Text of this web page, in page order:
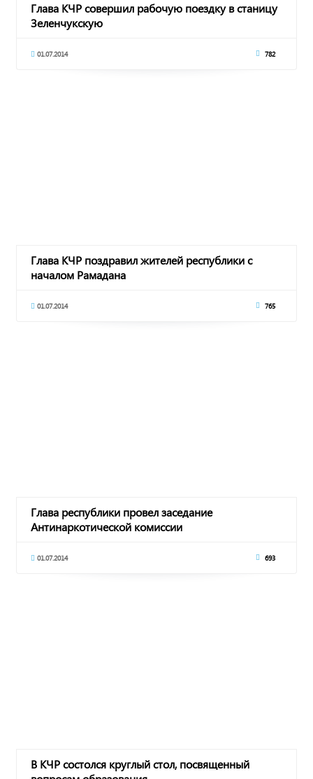
Глава КЧР совершил рабочую поездку в станицу
Зеленчукскую
01.07.2014 782
Глава КЧР поздравил жителей республики с
началом Рамадана
01.07.2014 765
Глава республики провел заседание
Антинаркотической комиссии
01.07.2014 693
В КЧР состолся круглый стол, посвященный